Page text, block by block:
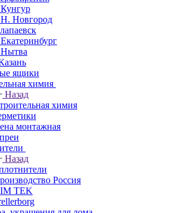
Кунгур
Н. Новгород
Екатеринбург
Нытва
ящики
химия
Назад
химия
монтажная
Назад
Россия
TEK